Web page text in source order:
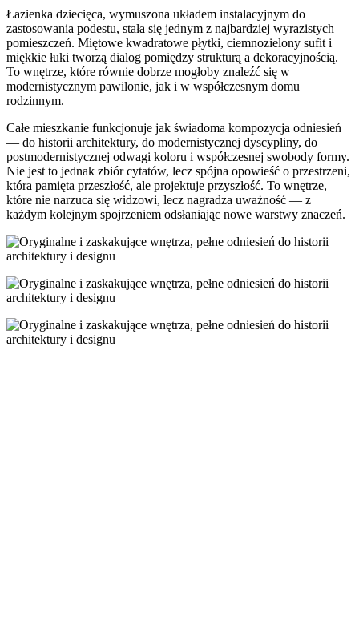
Łazienka dziecięca, wymuszona układem instalacyjnym do
zastosowania podestu, stała się jednym z najbardziej wyrazistych
pomieszczeń. Miętowe kwadratowe płytki, ciemnozielony sufit i
miękkie łuki tworzą dialog pomiędzy strukturą a dekoracyjnością.
To wnętrze, które równie dobrze mogłoby znaleźć się w
modernistycznym pawilonie, jak i w współczesnym domu
rodzinnym.
Całe mieszkanie funkcjonuje jak świadoma kompozycja odniesień
— do historii architektury, do modernistycznej dyscypliny, do
postmodernistycznej odwagi koloru i współczesnej swobody formy.
Nie jest to jednak zbiór cytatów, lecz spójna opowieść o przestrzeni,
która pamięta przeszłość, ale projektuje przyszłość. To wnętrze,
które nie narzuca się widzowi, lecz nagradza uważność — z
każdym kolejnym spojrzeniem odsłaniając nowe warstwy znaczeń.